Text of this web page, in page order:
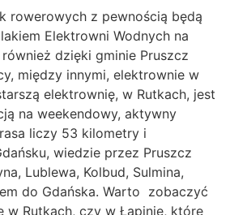
rowerowych z pewnością będą
Elektrowni Wodnych na
również dzięki gminie Pruszcz
między innymi, elektrownie w
elektrownię, w Rutkach, jest
na weekendowy, aktywny
liczy 53 kilometry i
wiedzie przez Pruszcz
Lublewa, Kolbud, Sulmina,
do Gdańska. Warto zobaczyć
w Rutkach, czy w Łapinie, które